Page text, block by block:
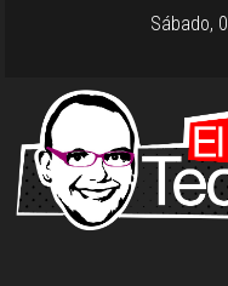
Sábado,